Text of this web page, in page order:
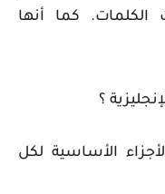
كما أنها
؟
الأساسية لكل